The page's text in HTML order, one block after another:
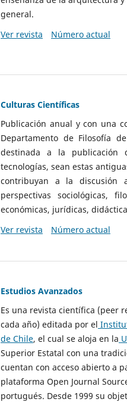
general.
Ver revista
Número actual
Culturas Científicas
Publicación anual y con una
Departamento de Filosofía
destinada a la publicación
tecnologías, sean estas
contribuyan a la discusión
perspectivas sociológicas,
económicas, jurídicas,
Ver revista
Número actual
Estudios Avanzados
Es una revista científica (peer
cada año) editada por el
de Chile, el cual se aloja en la
Superior Estatal con una
cuentan con acceso abierto a
plataforma Open Journal
portugués. Desde 1999 su